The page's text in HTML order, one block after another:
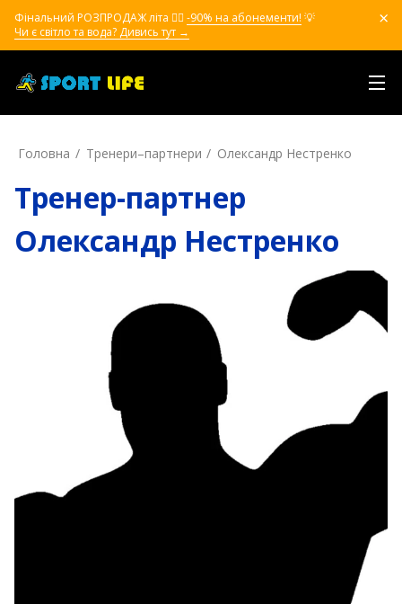
Фінальний РОЗПРОДАЖ літа ❤️‍🔥 -90% на абонементи! 💡
Чи є світло та вода? Дивись тут →
Головна Тренери–партнери Олександр Нестренко
Тренер-партнер
Олександр Нестренко